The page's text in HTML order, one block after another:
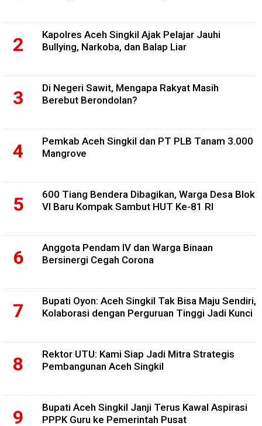
Kapolres Aceh Singkil Ajak Pelajar Jauhi
Bullying, Narkoba, dan Balap Liar
Di Negeri Sawit, Mengapa Rakyat Masih
Berebut Berondolan?
Pemkab Aceh Singkil dan PT PLB Tanam 3.000
Mangrove
600 Tiang Bendera Dibagikan, Warga Desa Blok
VI Baru Kompak Sambut HUT Ke-81 RI
Anggota Pendam IV dan Warga Binaan
Bersinergi Cegah Corona
Bupati Oyon: Aceh Singkil Tak Bisa Maju Sendiri,
Kolaborasi dengan Perguruan Tinggi Jadi Kunci
Rektor UTU: Kami Siap Jadi Mitra Strategis
Pembangunan Aceh Singkil
Bupati Aceh Singkil Janji Terus Kawal Aspirasi
PPPK Guru ke Pemerintah Pusat